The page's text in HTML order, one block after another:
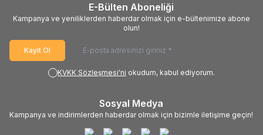
E-Bülten Aboneliği
Kampanya ve yeniliklerden haberdar olmak için e-bültenimize abone
olun!
Kayıt Ol
KVKK Sözleşmesi'ni okudum, kabul ediyorum.
Sosyal Medya
Kampanya ve indirimlerden haberdar olmak için bizimle iletişime geçin!